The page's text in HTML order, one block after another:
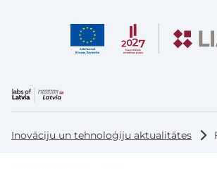
Inovāciju un tehnoloģiju aktualitātes